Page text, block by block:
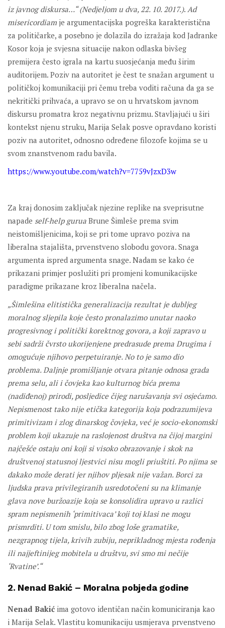
iz javnog diskursa…“ (Nedjeljom u dva, 22. 10. 2017.). Ad
misericordiam je argumentacijska pogreška karakteristična
za političarke, a posebno je dolazila do izražaja kod Jadranke
Kosor koja je svjesna situacije nakon odlaska bivšeg
premijera često igrala na kartu suosjećanja među širim
auditorijem. Poziv na autoritet je čest te snažan argument u
političkoj komunikaciji pri čemu treba voditi računa da ga se
nekritički prihvaća, a upravo se on u hrvatskom javnom
diskursu promatra kroz negativnu prizmu. Stavljajući u širi
kontekst njenu struku, Marija Selak posve opravdano koristi
poziv na autoritet, odnosno određene filozofe kojima se u
svom znanstvenom radu bavila.
https://www.youtube.com/watch?v=7759vJzxD3w
Za kraj donosim zaključak njezine replike na sveprisutne
napade self-help gurua Brune Šimleše prema svim
neistomišljenicima, koji se pri tome upravo poziva na
liberalna stajališta, prvenstveno slobodu govora. Snaga
argumenta ispred argumenta snage. Nadam se kako će
prikazani primjer poslužiti pri promjeni komunikacijske
paradigme prikazane kroz liberalna načela.
„Šimlešina elitistička generalizacija rezultat je dubljeg
moralnog sljepila koje često pronalazimo unutar naoko
progresivnog i politički korektnog govora, a koji zapravo u
sebi sadrži čvrsto ukorijenjene predrasude prema Drugima i
omogućuje njihovo perpetuiranje. No to je samo dio
problema. Daljnje promišljanje otvara pitanje odnosa grada
prema selu, ali i čovjeka kao kulturnog bića prema
(nadiđenoj) prirodi, posljedice čijeg narušavanja svi osjećamo.
Nepismenost tako nije etička kategorija koja podrazumijeva
primitivizam i zlog dinarskog čovjeka, već je socio-ekonomski
problem koji ukazuje na raslojenost društva na čijoj margini
najčešće ostaju oni koji si visoko obrazovanje i skok na
društvenoj statusnoj ljestvici nisu mogli priuštiti. Po njima se
dakako može derati jer njihov pljesak nije važan. Borci za
ljudska prava privilegiranih usredotočeni su na klimanje
glava nove buržoazije koja se konsolidira upravo u razlici
spram nepismenih ‘primitivaca’ koji toj klasi ne mogu
prismrditi. U tom smislu, bilo zbog loše gramatike,
nezgrapnog tijela, krivih zubiju, neprikladnog mjesta rođenja
ili najjeftinijeg mobitela u društvu, svi smo mi nečije
‘Rvatine’.“
2. Nenad Bakić – Moralna pobjeda godine
Nenad Bakić ima gotovo identičan način komuniciranja kao
i Marija Selak. Vlastitu komunikaciju usmjerava prvenstveno